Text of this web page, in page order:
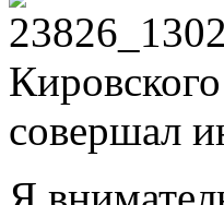
совершал